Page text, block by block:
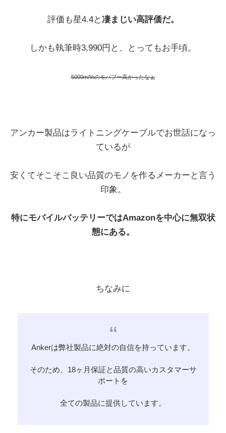
評価も星4.4と凄まじい高評価だ。
しかも執筆時3,990円と、とってもお手頃。
5000mAhのモバブー高かったなぁ
アンカー製品はライトニングケーブルでお世話になっ
ているが
安くてそこそこ良い品質のモノを作るメーカーと言う
印象。
特にモバイルバッテリーではAmazonを中心に無双状
態にある。
ちなみに
Ankerは弊社製品に絶対の自信を持っています。
そのため、18ヶ月保証と品質の高いカスタマーサ
ポートを
全ての製品に提供しています。